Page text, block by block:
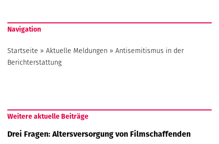
Navigation
Startseite » Aktuelle Meldungen » Antisemitismus in der
Berichterstattung
Weitere aktuelle Beiträge
Drei Fragen: Altersversorgung von Filmschaffenden